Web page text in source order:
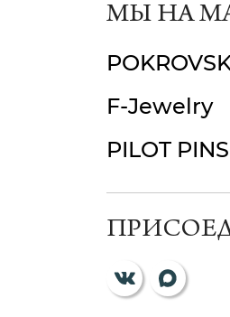
МЫ НА
F-Jewelry
PILOT PINS